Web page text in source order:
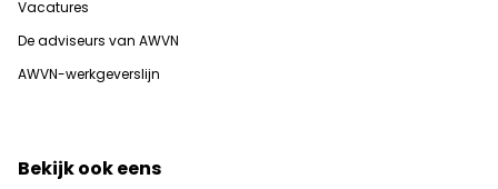
Vacatures
De adviseurs van AWVN
AWVN-werkgeverslijn
Bekijk ook eens